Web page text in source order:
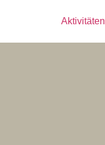
Aktivitäten